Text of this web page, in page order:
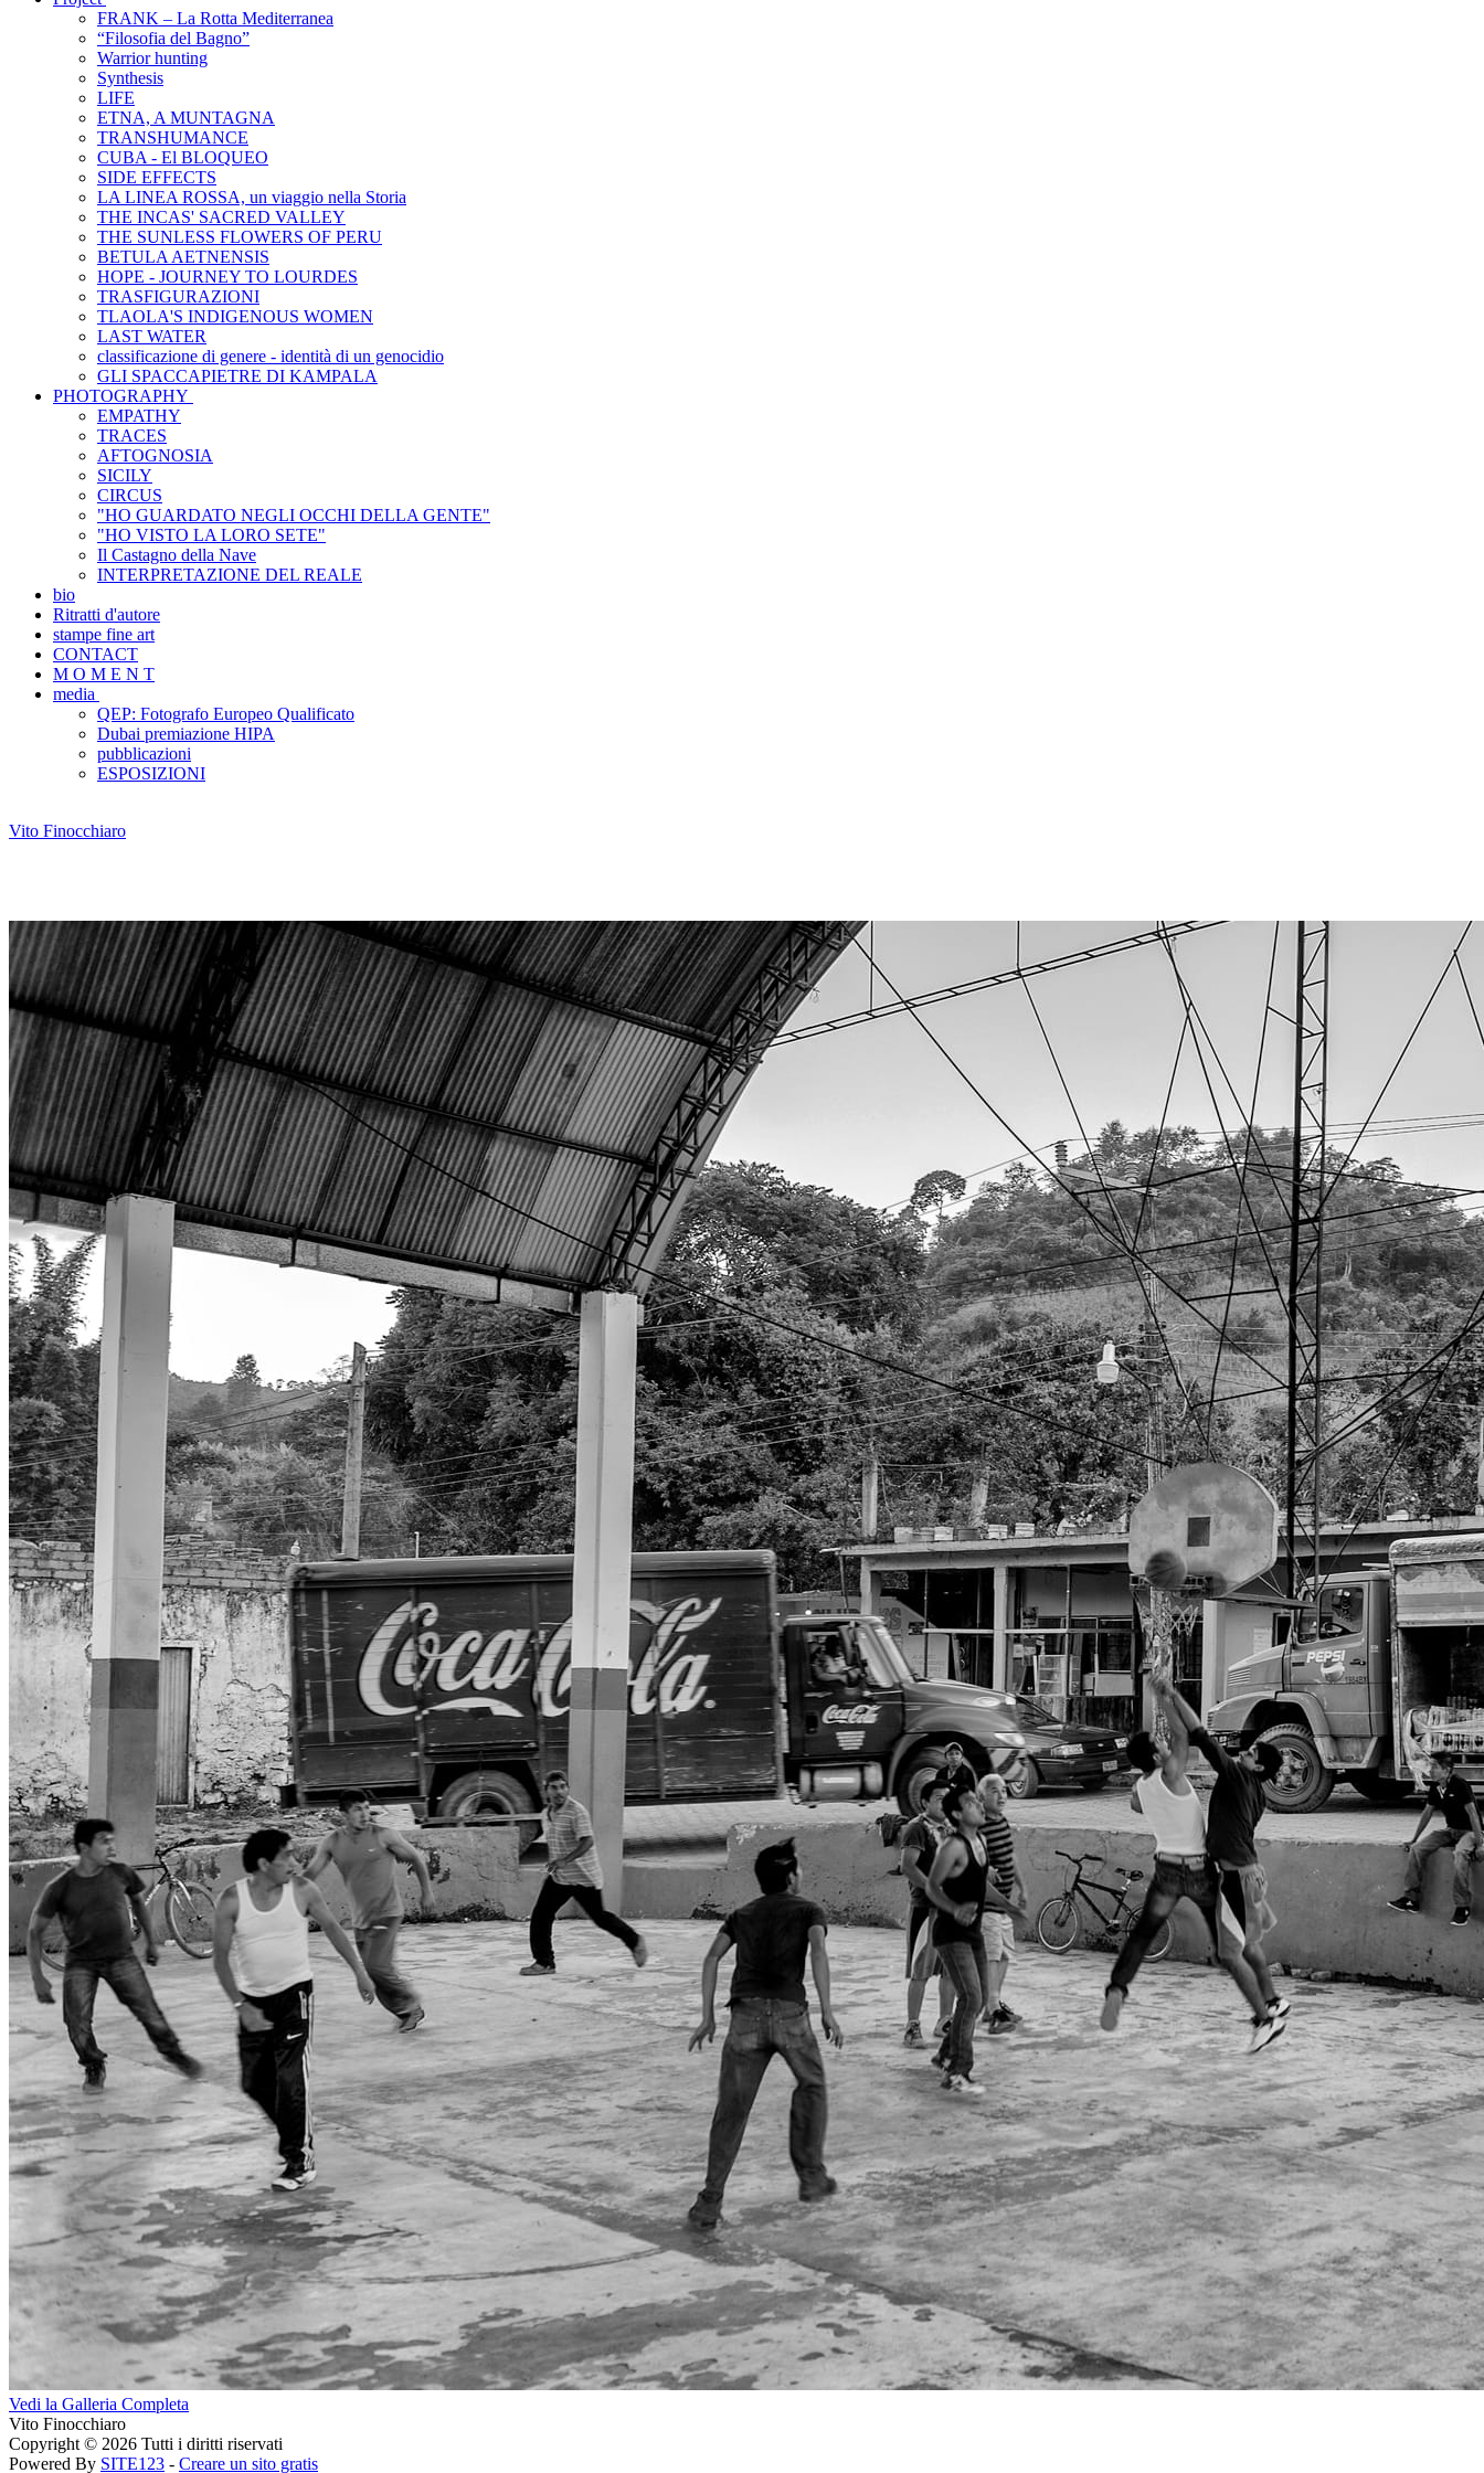
FRANK – La Rotta Mediterranea
“Filosofia del Bagno”
Warrior hunting
Synthesis
LIFE
ETNA, A MUNTAGNA
TRANSHUMANCE
CUBA - El BLOQUEO
SIDE EFFECTS
LA LINEA ROSSA, un viaggio nella Storia
THE INCAS' SACRED VALLEY
THE SUNLESS FLOWERS OF PERU
BETULA AETNENSIS
HOPE - JOURNEY TO LOURDES
TRASFIGURAZIONI
TLAOLA'S INDIGENOUS WOMEN
LAST WATER
classificazione di genere - identità di un genocidio
GLI SPACCAPIETRE DI KAMPALA
PHOTOGRAPHY
EMPATHY
TRACES
AFTOGNOSIA
SICILY
CIRCUS
"HO GUARDATO NEGLI OCCHI DELLA GENTE"
"HO VISTO LA LORO SETE"
Il Castagno della Nave
INTERPRETAZIONE DEL REALE
bio
Ritratti d'autore
stampe fine art
CONTACT
M O M E N T
media
QEP: Fotografo Europeo Qualificato
Dubai premiazione HIPA
pubblicazioni
ESPOSIZIONI
Vito Finocchiaro
Vedi la Galleria Completa
Vito Finocchiaro
Copyright © 2026 Tutti i diritti riservati
Powered By SITE123 - Creare un sito gratis